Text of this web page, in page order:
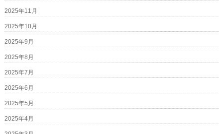
2025年11月
2025年10月
2025年9月
2025年8月
2025年7月
2025年6月
2025年5月
2025年4月